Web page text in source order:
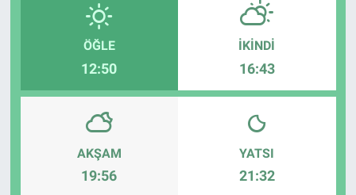
ÖĞLE
12:50
İKINDI
16:43
AKŞAM
19:56
YATSI
21:32
TEKNOLOJİ